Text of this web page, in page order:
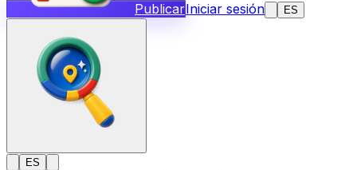
PublicarIniciar sesión ES
ES